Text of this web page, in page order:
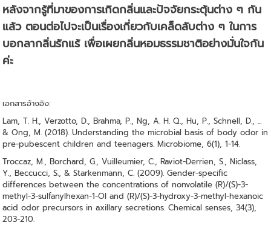
หลังจากรู้ที่มาของการเกิดกลิ่นและปัจจัยกระตุ้นต่าง ๆ กัน
แล้ว ตอนต่อไปจะเป็นเรื่องเกี่ยวกับเคล็ดลับต่าง ๆ ในการ
บอกลากลิ่นรักแร้ เพื่อเผยกลิ่นหอมธรรมชาติอย่างมั่นใจกัน
ค่ะ
เอกสารอ้างอิง:
Lam, T. H., Verzotto, D., Brahma, P., Ng, A. H. Q., Hu, P., Schnell, D., ...
& Ong, M. (2018). Understanding the microbial basis of body odor in
pre-pubescent children and teenagers. Microbiome, 6(1), 1-14.
Troccaz, M., Borchard, G., Vuilleumier, C., Raviot-Derrien, S., Niclass,
Y., Beccucci, S., & Starkenmann, C. (2009). Gender-specific
differences between the concentrations of nonvolatile (R)/(S)-3-
methyl-3-sulfanylhexan-1-Ol and (R)/(S)-3-hydroxy-3-methyl-hexanoic
acid odor precursors in axillary secretions. Chemical senses, 34(3),
203-210.